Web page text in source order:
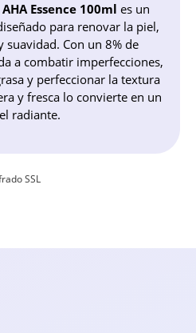
Essence 100ml es un
para renovar la piel,
Con un 8% de
a combatir imperfecciones,
y perfeccionar la textura
y fresca lo convierte en un
radiante.
SSL